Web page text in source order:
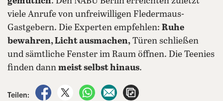
viele Anrufe von unfreiwilligen Fledermaus-
Gastgebern. Die Experten empfehlen: Ruhe
bewahren, Licht ausmachen, Türen schließen
und sämtliche Fenster im Raum öffnen. Die Teenies
finden dann meist selbst hinaus.
Teilen:
auf Facebook teilen
auf X teilenper WhatsApp teilen
per E-Mail teilen